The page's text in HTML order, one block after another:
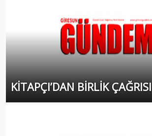
KİTAPÇI’DAN BİRLİK ÇAĞRISI